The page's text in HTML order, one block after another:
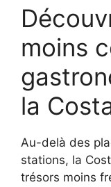
Découvrir les joyaux
moins
la
Au-delà des
stations, la
trésors moins